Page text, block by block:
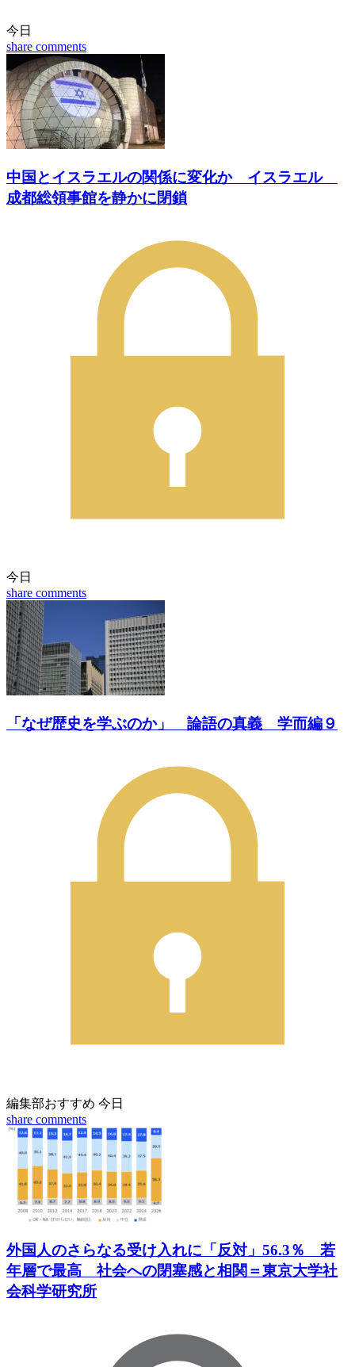
今日
share comments
中国とイスラエルの関係に変化か イスラエル
成都総領事館を静かに閉鎖
今日
share comments
「なぜ歴史を学ぶのか」 論語の真義 学而編９
編集部おすすめ 今日
share comments
外国人のさらなる受け入れに「反対」56.3％ 若
年層で最高 社会への閉塞感と相関＝東京大学社
会科学研究所